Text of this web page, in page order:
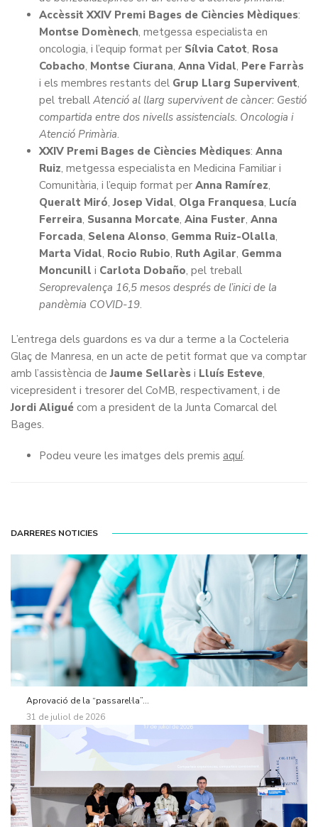
Accèssit XXIV Premi Bages de Ciències Mèdiques:
Montse Domènech, metgessa especialista en
oncologia, i l’equip format per Sílvia Catot, Rosa
Cobacho, Montse Ciurana, Anna Vidal, Pere Farràs
i els membres restants del Grup Llarg Supervivent,
pel treball Atenció al llarg supervivent de càncer: Gestió
compartida entre dos nivells assistencials. Oncologia i
Atenció Primària.
XXIV Premi Bages de Ciències Mèdiques: Anna
Ruiz, metgessa especialista en Medicina Familiar i
Comunitària, i l’equip format per Anna Ramírez,
Queralt Miró,Josep Vidal, Olga Franquesa, Lucía
Ferreira, Susanna Morcate, Aina Fuster, Anna
Forcada, Selena Alonso, Gemma Ruiz-Olalla,
Marta Vidal, Rocio Rubio, Ruth Agilar, Gemma
Moncunill i Carlota Dobaño, pel treball
Seroprevalença 16,5 mesos després de l’inici de la
pandèmia COVID-19.
L’entrega dels guardons es va dur a terme a la Cocteleria
Glaç de Manresa, en un acte de petit format que va comptar
amb l’assistència deJaume Sellarès i Lluís Esteve,
vicepresident i tresorer del CoMB, respectivament, i de
Jordi Aligué com a president de la Junta Comarcal del
Bages.
Podeu veure les imatges dels premis aquí.
DARRERES NOTICIES
Aprovació de la “passarel·la”...
31 de juliol de 2026